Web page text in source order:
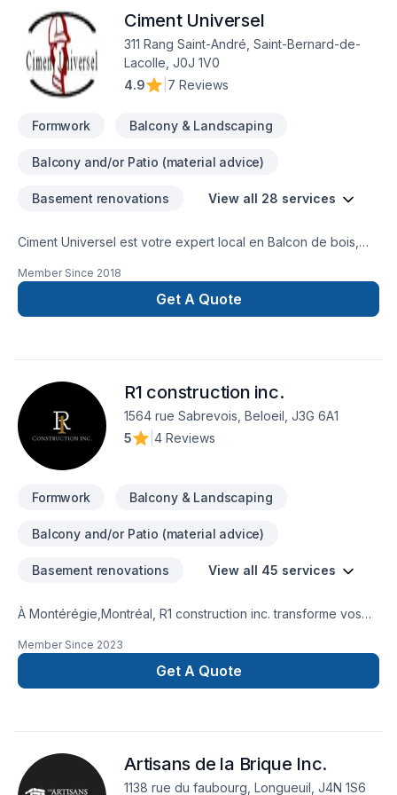
Ciment Universel
311 Rang Saint-André, Saint-Bernard-de-
Lacolle, J0J 1V0
4.9
7 Reviews
Formwork Balcony & Landscaping
Balcony and/or Patio (material advice)
Basement renovations View all 28 services
Ciment Universel est votre expert local en Balcon de bois,
Fissures, Fondations, Gypse, Maçonnerie, Margelle,
Paysagement, Salle de bain, Sous-sol, Tirage de joint dans
les secteurs de Montérégie, combinant expérience,
projet aujourd'hui et voyons comment nous pouvons vous
aider.
Member Since 2018
Get A Quote
R1 construction inc.
1564 rue Sabrevois, Beloeil, J3G 6A1
5
4 Reviews
Formwork Balcony & Landscaping
Balcony and/or Patio (material advice)
Basement renovations View all 45 services
À Montérégie,Montréal, R1 construction inc. transforme vos
dans le domaine de Adaptation dom., Agrandissement,
Après-sinistre, Balcon, Balcon de bois, Charpentier, Coffrage,
Commercial, Cuisine, Démolition, Excavation intérieur,
mission : concrétiser vos projets tout en respectant vos
exigences, vos délais et votre vision. Nous sommes
Member Since 2023
Get A Quote
Artisans de la Brique Inc.
1138 rue du faubourg, Longueuil, J4N 1S6